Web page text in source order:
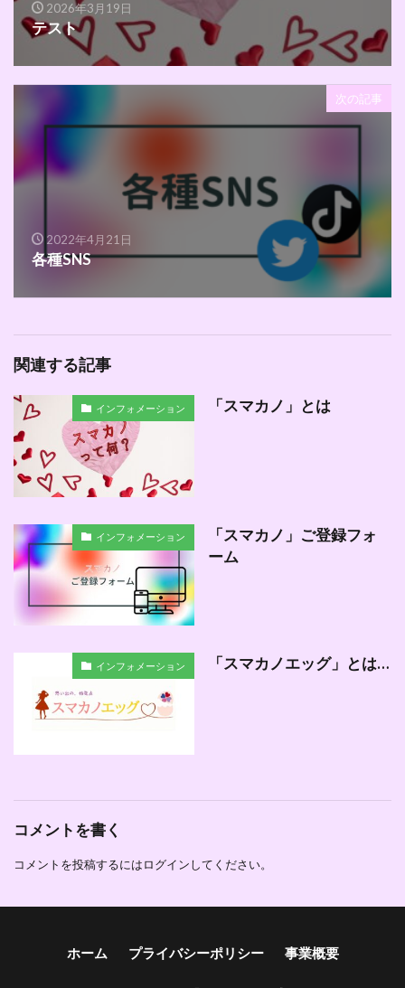
2026年3月19日
テスト
次の記事
2022年4月21日
各種SNS
関連する記事
インフォメーション 「スマカノ」とは
インフォメーション
「スマカノ」ご登録フォ
ーム
インフォメーション 「スマカノエッグ」とは…
コメントを書く
コメントを投稿するにはログインしてください。
ホーム プライバシーポリシー 事業概要